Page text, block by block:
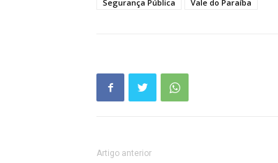
Segurança Pública
Vale do Paraíba
Artigo anterior